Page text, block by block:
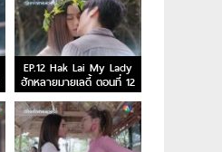
EP.12 Hak Lai My Lady
ฮักหลายมายเลดี้ ตอนที่ 12